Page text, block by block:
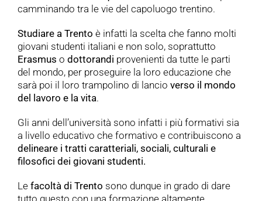
camminando tra le vie del capoluogo trentino.
Studiare a Trento è infatti la scelta che fanno molti
giovani studenti italiani e non solo, soprattutto
Erasmus o dottorandi provenienti da tutte le parti
del mondo, per proseguire la loro educazione che
sarà poi il loro trampolino di lancio verso il mondo
del lavoro e la vita.
Gli anni dell’università sono infatti i più formativi sia
a livello educativo che formativo e contribuiscono a
delineare i tratti caratteriali, sociali, culturali e
filosofici dei giovani studenti.
Le facoltà di Trento sono dunque in grado di dare
tutto questo con una formazione altamente